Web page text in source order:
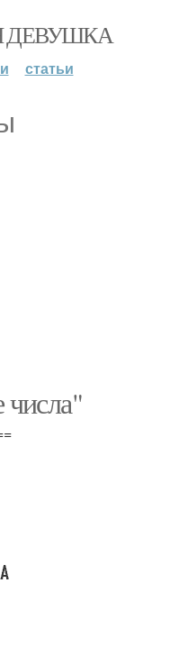
ДЕВУШКА
статьи